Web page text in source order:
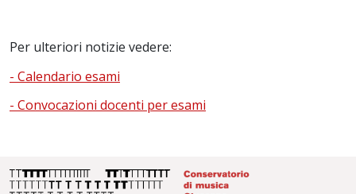
Per ulteriori notizie vedere:
- Calendario esami
- Convocazioni docenti per esami